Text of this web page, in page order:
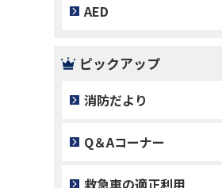
AED
ピックアップ
消防だより
Q＆Aコーナー
救急車の適正利用